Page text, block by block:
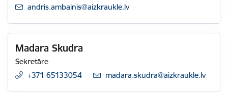
E-pasts:
andris.ambainis@aizkraukle.lv
Madara Skudra
Sekretāre
+371 65133054
E-pasts:
madara.skudra@aizkraukle.lv